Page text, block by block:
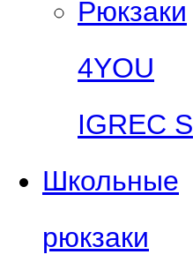
Рюкзаки
4YOU
IGREC S
Школьные
рюкзаки